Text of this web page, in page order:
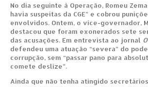
No dia seguinte à Operação, Romeu
havia suspeitas da CGE” e cobrou
envolvidos. Ontem, o vice-governador,
destacou que foram exonerados sete
das acusações. Em entrevista ao jornal
defendeu uma atuação “severa” do
corrupção, sem “passar pano para
comete deslize”.
Ainda que não tenha atingido